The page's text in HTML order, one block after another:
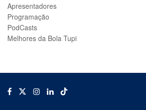
Apresentadores
Programação
PodCasts
Melhores da Bola Tupi